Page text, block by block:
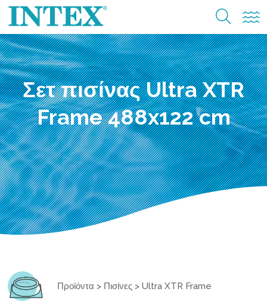
Σετ πισίνας Ultra XTR
Frame 488x122 cm
Προϊόντα > Πισίνες > Ultra XTR Frame